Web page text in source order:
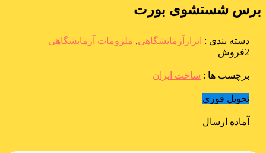
برس شستشوی بورت
دسته بندی : ابزارآزمایشگاهی, ملزومات آزمایشگاهی
2فروش
برچسب ها : ساخت ایران
تحویل فوری
آماده ارسال